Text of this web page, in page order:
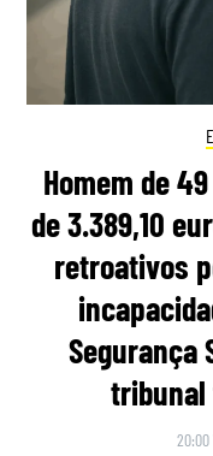
Homem de
de 3.389,10
retroativos
Segurança
tribunal
20:00